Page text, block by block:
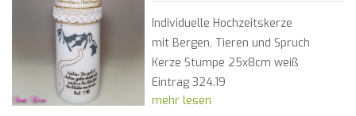
Individuelle Hochzeitskerze
mit Bergen, Tieren und Spruch
Kerze Stumpe 25x8cm weiß
Eintrag 324.19
mehr lesen